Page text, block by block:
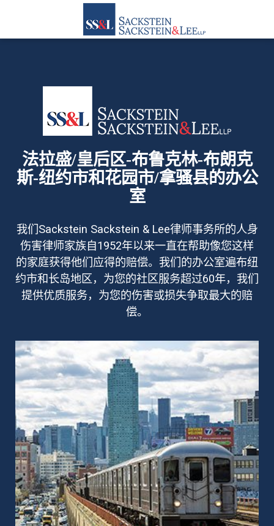
法拉盛/皇后区-布鲁克林-布朗克
斯-纽约市和花园市/拿骚县的办公
室
我们Sackstein Sackstein & Lee律师事务所的人身
伤害律师家族自1952年以来一直在帮助像您这样
的家庭获得他们应得的赔偿。我们的办公室遍布纽
约市和长岛地区，为您的社区服务超过60年，我们
提供优质服务，为您的伤害或损失争取最大的赔
偿。